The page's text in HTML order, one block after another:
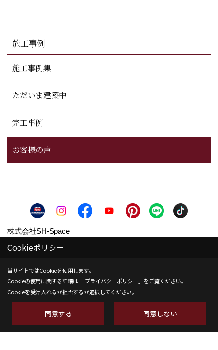
施工事例
施工事例集
ただいま建築中
完工事例
お客様の声
株式会社SH-Space
〒350-1316
TEL： 04-2902-6070
FAX：04-2902-6111
＜営業時間＞9:00～18:00
＜定休日＞水曜日
Cookieポリシー
当サイトではCookieを使用します。
Cookieの使用に関する詳細は 「プライバシーポリシー 」をご覧ください。
Cookieを受け入れるか拒否するか選択してください。
同意する 同意しない